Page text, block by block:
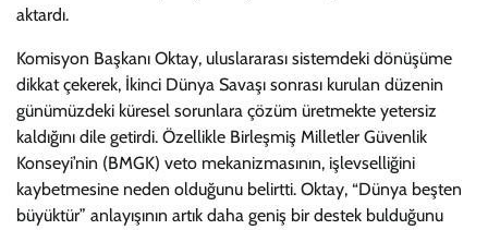
aktardı.
Komisyon Başkanı Oktay, uluslararası sistemdeki dönüşüme
dikkat çekerek, İkinci Dünya Savaşı sonrası kurulan düzenin
günümüzdeki küresel sorunlara çözüm üretmekte yetersiz
kaldığını dile getirdi. Özellikle Birleşmiş Milletler Güvenlik
Konseyi’nin (BMGK) veto mekanizmasının, işlevselliğini
kaybetmesine neden olduğunu belirtti. Oktay, “Dünya beşten
büyüktür” anlayışının artık daha geniş bir destek bulduğunu